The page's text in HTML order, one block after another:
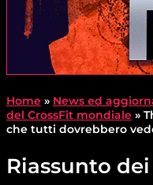
Home » News ed
del CrossFit mondiale »
che tutti dovrebbero
Riassunto